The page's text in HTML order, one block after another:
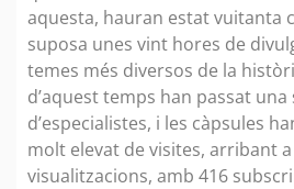
aquesta, hauran estat vuitanta
suposa unes vint hores de
temes més diversos de la
d’aquest temps han passat una
d’especialistes, i les càpsules
molt elevat de visites, arribant
visualitzacions, amb 416